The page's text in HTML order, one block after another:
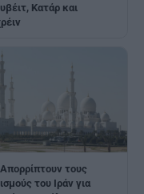
Κατάρ και
τους
του Ιράν για